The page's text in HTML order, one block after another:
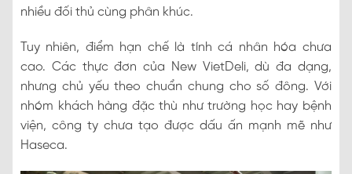
nhiều đối thủ cùng phân khúc.
Tuy nhiên, điểm hạn chế là tính cá nhân hóa chưa
cao. Các thực đơn của New VietDeli, dù đa dạng,
nhưng chủ yếu theo chuẩn chung cho số đông. Với
nhóm khách hàng đặc thù như trường học hay bệnh
viện, công ty chưa tạo được dấu ấn mạnh mẽ như
Haseca.